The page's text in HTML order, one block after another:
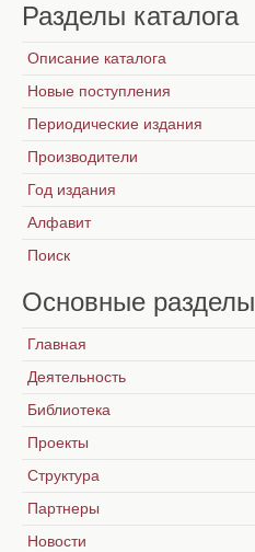
Разделы каталога
Описание каталога
Новые поступления
Периодические издания
Производители
Год издания
Алфавит
Поиск
Основные разделы
Главная
Деятельность
Библиотека
Проекты
Структура
Партнеры
Новости